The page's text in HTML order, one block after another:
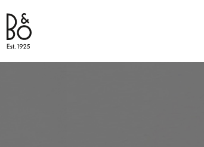
- Exist to Create
in New Tab